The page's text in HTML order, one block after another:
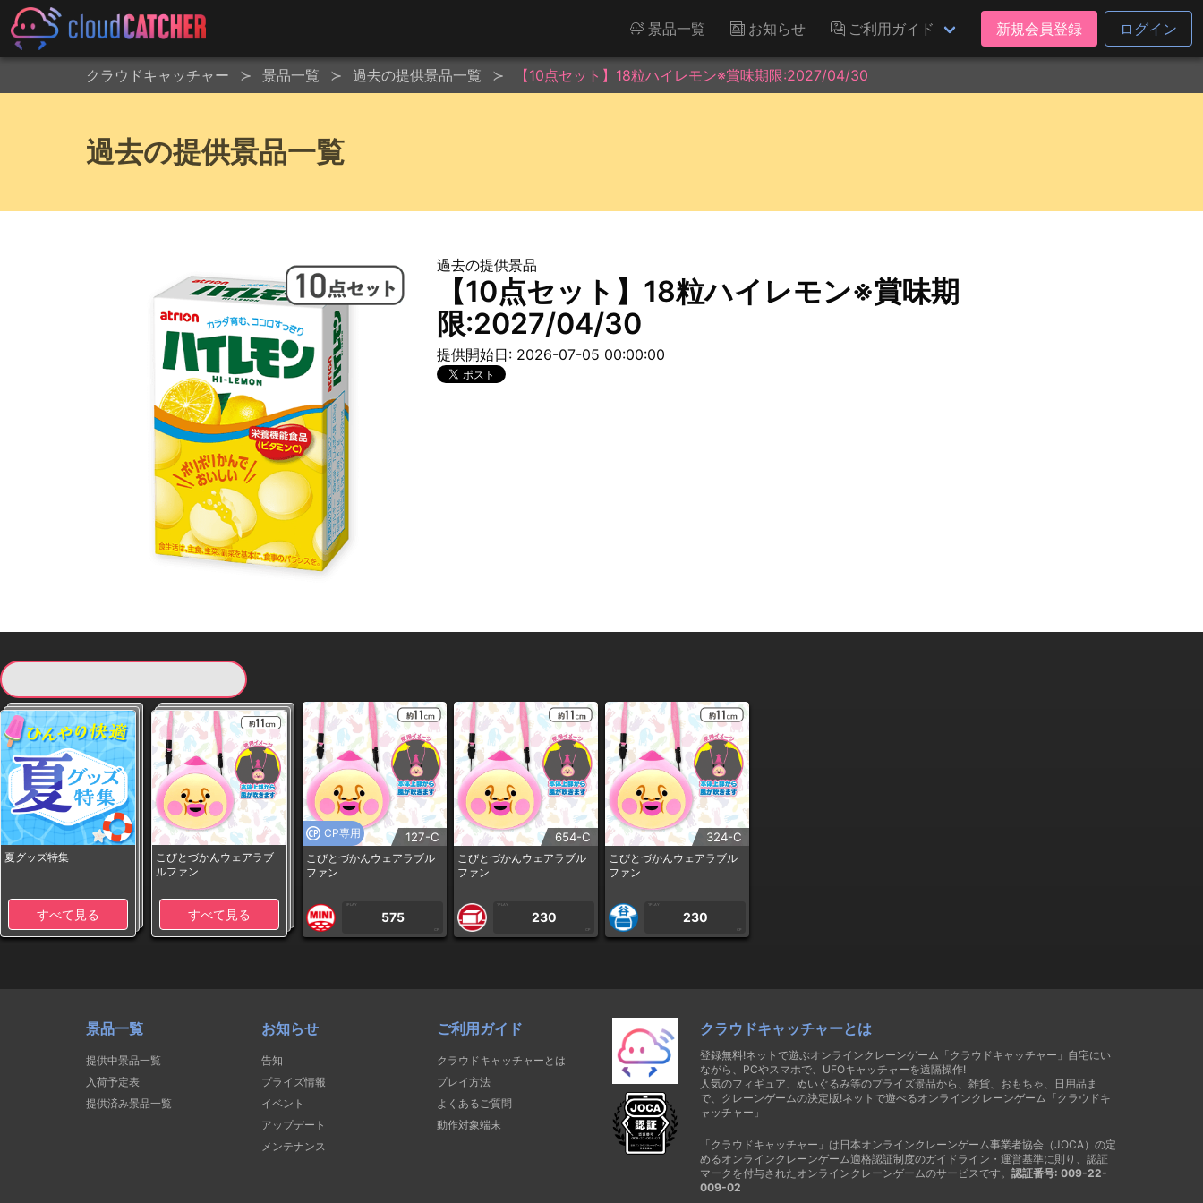
景品一覧 お知らせ ご利用ガイド 新規会員登録 ログイン
クラウドキャッチャー 景品一覧 過去の提供景品一覧 【10点セット】18粒ハイレモン※賞味期限:2027/04/30
過去の提供景品一覧
過去の提供景品
【10点セット】18粒ハイレモン※賞味期
限:2027/04/30
提供開始日: 2026-07-05 00:00:00
夏グッズ特集
すべて見る
こびとづかんウェアラブ
ルファン
すべて見る
CP専用 127-C
こびとづかんウェアラブル
ファン
1PLAY
575
CP
654-C
こびとづかんウェアラブル
ファン
1PLAY
230
CP
324-C
こびとづかんウェアラブル
ファン
1PLAY
230
CP
景品一覧
提供中景品一覧
入荷予定表
提供済み景品一覧
お知らせ
告知
プライズ情報
イベント
アップデート
メンテナンス
ご利用ガイド
クラウドキャッチャーとは
プレイ方法
よくあるご質問
動作対象端末
クラウドキャッチャーとは
登録無料!ネットで遊ぶオンラインクレーンゲーム「クラウドキャッチャー」自宅にい
ながら、PCやスマホで、UFOキャッチャーを遠隔操作!
人気のフィギュア、ぬいぐるみ等のプライズ景品から、雑貨、おもちゃ、日用品ま
で、クレーンゲームの決定版!ネットで遊べるオンラインクレーンゲーム「クラウドキ
ャッチャー」
「クラウドキャッチャー」は日本オンラインクレーンゲーム事業者協会（JOCA）の定
めるオンラインクレーンゲーム適格認証制度のガイドライン・運営基準に則り、認証
マークを付与されたオンラインクレーンゲームのサービスです。 認証番号: 009-22-
009-02